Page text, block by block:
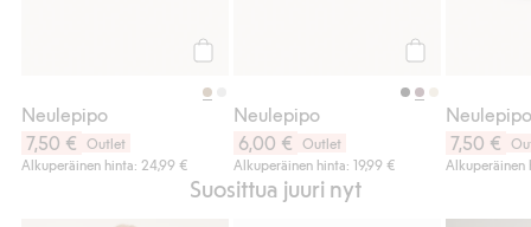
Neulepipo
7,50 €
Outlet
Alkuperäinen hinta: 24,99 €
Neulepipo
6,00 €
Outlet
Alkuperäinen hinta: 19,99 €
7,50 €
Alkuperäinen
Suosittua juuri nyt